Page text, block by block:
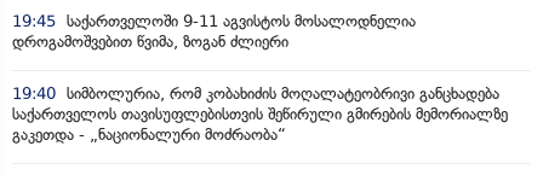
19:45 საქართველოში 9-11 აგვისტოს მოსალოდნელია
დროგამოშვებით წვიმა, ზოგან ძლიერი
19:40 სიმბოლურია, რომ კობახიძის მოღალატეობრივი განცხადება
საქართველოს თავისუფლებისთვის შეწირული გმირების მემორიალზე
გაკეთდა - „ნაციონალური მოძრაობა“